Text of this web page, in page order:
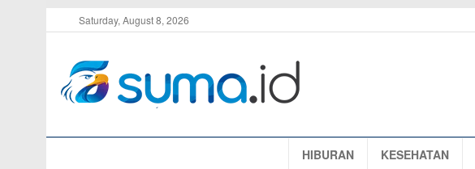
Saturday, August 8, 2026
HIBURAN KESEHATAN